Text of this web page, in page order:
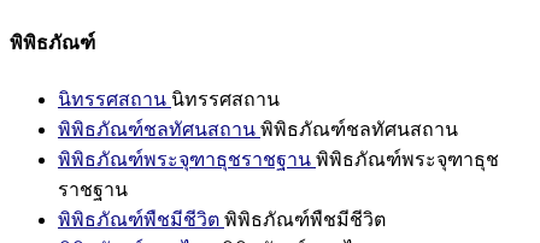
พิพิธภัณฑ์
นิทรรศสถาน นิทรรศสถาน
พิพิธภัณฑ์ชลทัศนสถาน พิพิธภัณฑ์ชลทัศนสถาน
พิพิธภัณฑ์พระจุฑาธุชราชฐาน พิพิธภัณฑ์พระจุฑาธุช
ราชฐาน
พิพิธภัณฑ์พืชมีชีวิต พิพิธภัณฑ์พืชมีชีวิต